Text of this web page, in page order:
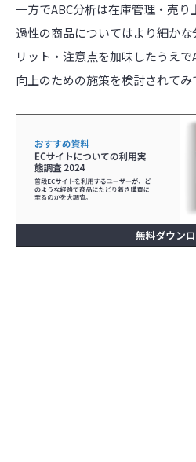
一方でABC分析は在庫管理・売
過性の商品についてはより細か
リット・注意点を加味したうえ
向上のための施策を検討されてみ